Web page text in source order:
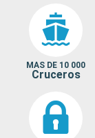
MAS DE 10 000
Cruceros